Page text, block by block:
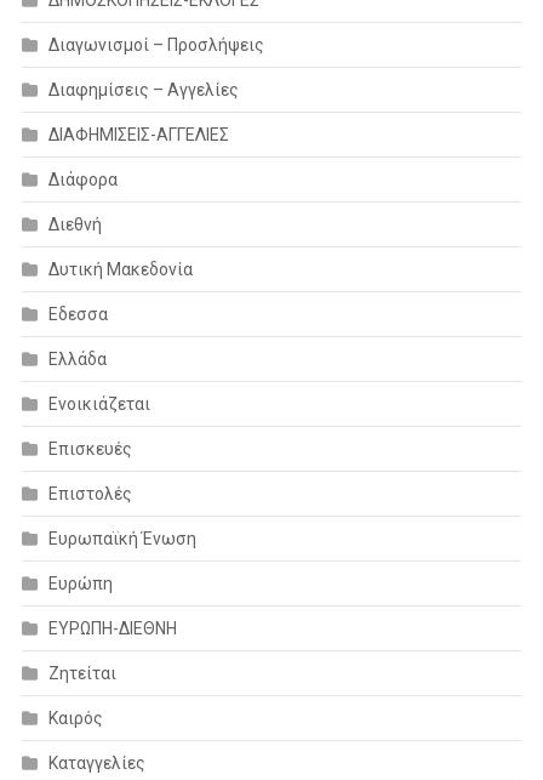
Διαγωνισμοί – Προσλήψεις
Διαφημίσεις – Αγγελίες
ΔΙΑΦΗΜΙΣΕΙΣ-ΑΓΓΕΛΙΕΣ
Διάφορα
Διεθνή
Δυτική Μακεδονία
Εδεσσα
Ελλάδα
Ενοικιάζεται
Επισκευές
Επιστολές
Ευρωπαϊκή Ένωση
Ευρώπη
ΕΥΡΩΠΗ-ΔΙΕΘΝΗ
Ζητείται
Καιρός
Καταγγελίες